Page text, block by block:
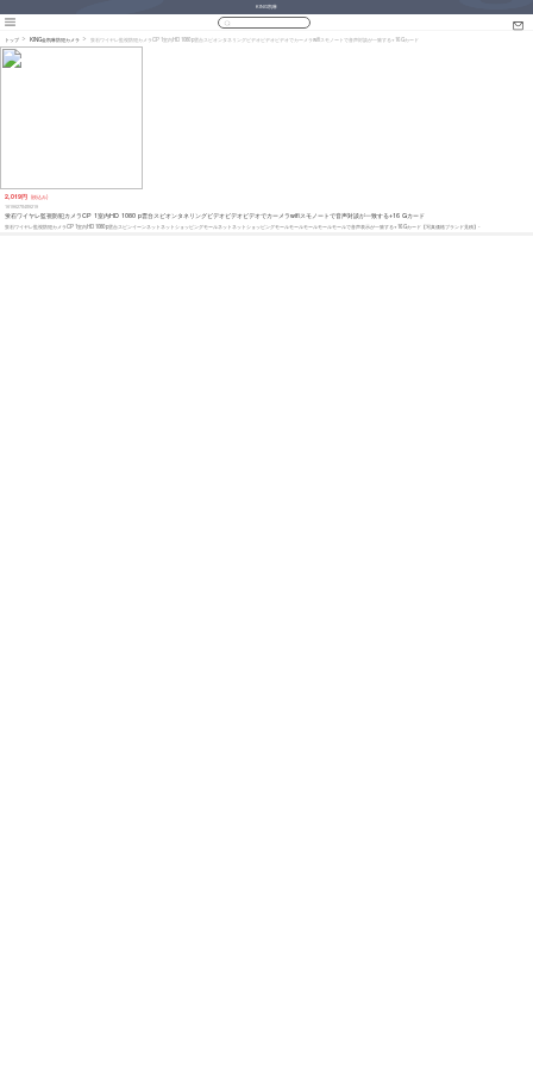
KING凯琳
トップ KING金凯琳防犯カメラ 蛍石ワイヤレ監視防犯カメラCP 1室内HD 1080 p雲台スピオンタネリングビデオビデオビデオでカーメラwifiスモノートで音声対談が一致する+16 Gカード
2,019円 (税込み)
16196278489219
蛍石ワイヤレ監視防犯カメラCP 1室内HD 1080 p雲台スピオンタネリングビデオビデオビデオでカーメラwifiスモノートで音声対談が一致する+16 Gカード
蛍石ワイヤレ監視防犯カメラCP 1室内HD 1080 p雲台スピンイーンネットネットショッピングモールネットネットショッピングモールモールモールモールモールで音声表示が一致する+16 Gカード【写真価格ブランド見積】-